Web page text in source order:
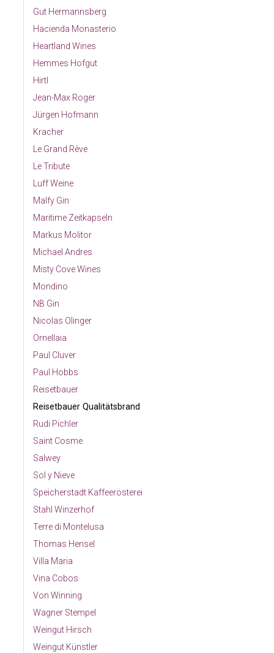
Gut Hermannsberg
Hacienda Monasterio
Heartland Wines
Hemmes Hofgut
Hirtl
Jean-Max Roger
Jürgen Hofmann
Kracher
Le Grand Rève
Le Tribute
Luff Weine
Malfy Gin
Maritime Zeitkapseln
Markus Molitor
Michael Andres
Misty Cove Wines
Mondino
NB Gin
Nicolas Olinger
Ornellaia
Paul Cluver
Paul Hobbs
Reisetbauer
Reisetbauer Qualitätsbrand
Rudi Pichler
Saint Cosme
Salwey
Sol y Nieve
Speicherstadt Kaffeerösterei
Stahl Winzerhof
Terre di Montelusa
Thomas Hensel
Villa Maria
Vina Cobos
Von Winning
Wagner Stempel
Weingut Hirsch
Weingut Künstler